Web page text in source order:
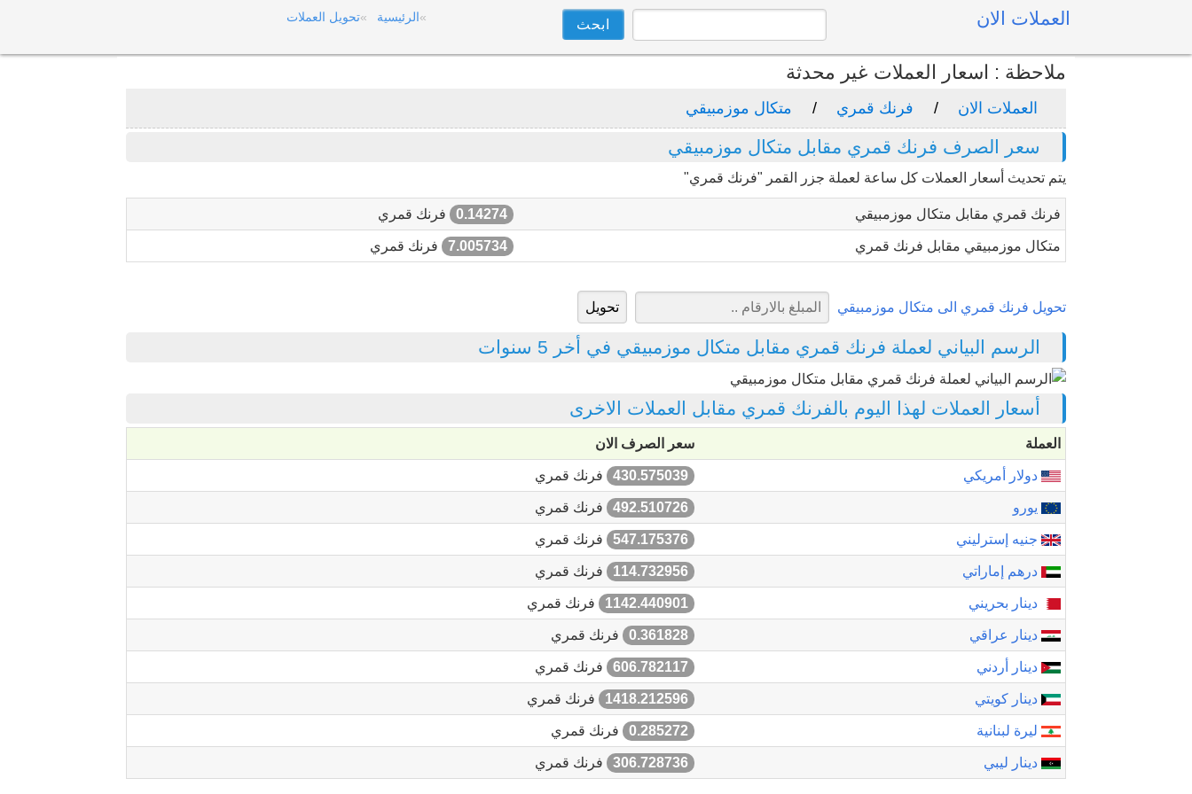
العملات الان الرئيسية تحويل العملات
ملاحظة : اسعار العملات غير محدثة
العملات الان فرنك قمري متكال موزمبيقي
سعر الصرف فرنك قمري مقابل متكال موزمبيقي
يتم تحديث أسعار العملات كل ساعة لعملة جزر القمر "فرنك قمري"
فرنك قمري مقابل متكال موزمبيقي 0.14274 فرنك قمري
متكال موزمبيقي مقابل فرنك قمري 7.005734 فرنك قمري
تحويل فرنك قمري الى متكال موزمبيقي
الرسم البياني لعملة فرنك قمري مقابل متكال موزمبيقي في أخر 5 سنوات
أسعار العملات لهذا اليوم بالفرنك قمري مقابل العملات الاخرى
العملة سعر الصرف الان
دولار أمريكي 430.575039 فرنك قمري
يورو 492.510726 فرنك قمري
جنيه إسترليني 547.175376 فرنك قمري
درهم إماراتي 114.732956 فرنك قمري
دينار بحريني 1142.440901 فرنك قمري
دينار عراقي 0.361828 فرنك قمري
دينار أردني 606.782117 فرنك قمري
دينار كويتي 1418.212596 فرنك قمري
ليرة لبنانية 0.285272 فرنك قمري
دينار ليبي 306.728736 فرنك قمري